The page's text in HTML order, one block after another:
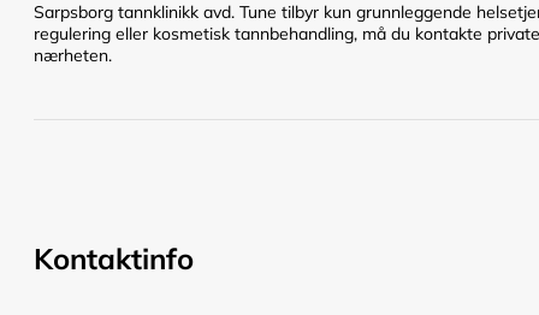
Sarpsborg tannklinikk avd. Tune tilbyr kun grunnleggende
regulering eller kosmetisk tannbehandling, må du kontakte
nærheten.
Kontaktinfo